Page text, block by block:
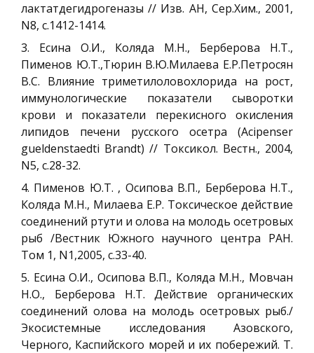
лактатдегидрогеназы // Изв. АН, Сер.Хим., 2001,
N8, с.1412-1414.
3. Есина О.И., Коляда М.Н., Берберова Н.Т.,
Пименов Ю.Т.,Тюрин В.Ю.Милаева Е.Р.Петросян
В.С. Влияние триметилоловохлорида на рост,
иммунологические показатели сыворотки
крови и показатели перекисного окисления
липидов печени русского осетра (Aсipenser
gueldenstaedti Brandt) // Токсикол. Вестн., 2004,
N5, с.28-32.
4. Пименов Ю.Т. , Осипова В.П., Берберова Н.Т.,
Коляда М.Н., Милаева Е.Р. Токсическое действие
соединений ртути и олова на молодь осетровых
рыб /Вестник Южного научного центра РАН.
Том 1, N1,2005, с.33-40.
5. Есина О.И., Осипова В.П., Коляда М.Н., Мовчан
Н.О., Берберова Н.Т. Действие органических
соединений олова на молодь осетровых рыб./
Экосистемные исследования Азовского,
Черного, Каспийского морей и их побережий. Т.